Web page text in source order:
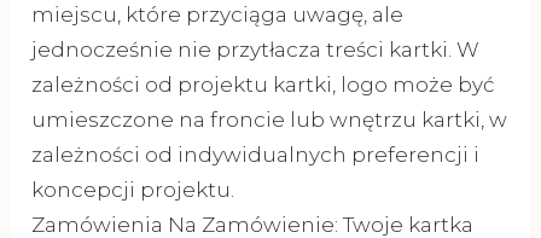
miejscu, które przyciąga uwagę, ale
jednocześnie nie przytłacza treści kartki. W
zależności od projektu kartki, logo może być
umieszczone na froncie lub wnętrzu kartki, w
zależności od indywidualnych preferencji i
koncepcji projektu.
Zamówienia Na Zamówienie: Twoje kartka